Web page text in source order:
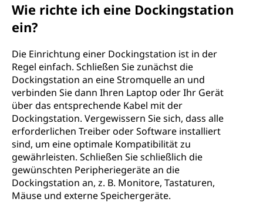
Wie richte ich eine Dockingstation
ein?
Die Einrichtung einer Dockingstation ist in der
Regel einfach. Schließen Sie zunächst die
Dockingstation an eine Stromquelle an und
verbinden Sie dann Ihren Laptop oder Ihr Gerät
über das entsprechende Kabel mit der
Dockingstation. Vergewissern Sie sich, dass alle
erforderlichen Treiber oder Software installiert
sind, um eine optimale Kompatibilität zu
gewährleisten. Schließen Sie schließlich die
gewünschten Peripheriegeräte an die
Dockingstation an, z. B. Monitore, Tastaturen,
Mäuse und externe Speichergeräte.